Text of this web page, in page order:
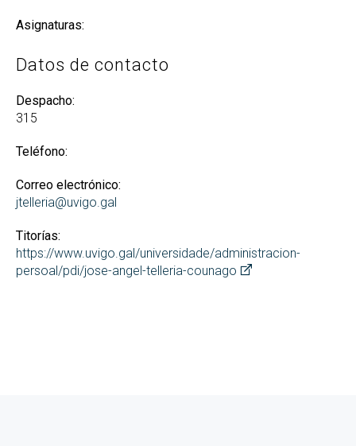
Asignaturas:
Datos de contacto
Despacho:
315
Teléfono:
Correo electrónico:
jtelleria@uvigo.gal
Titorías:
https://www.uvigo.gal/universidade/administracion-
persoal/pdi/jose-angel-telleria-counago